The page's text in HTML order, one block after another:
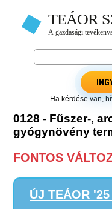
Ha kérdése van,
0128 - Fűszer-,
gyógynövény
FONTOS
ÚJ TEÁOR